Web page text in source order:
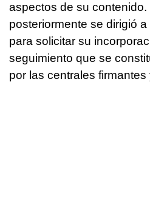
aspectos de su contenido.
posteriormente se dirigió
para solicitar su
seguimiento que se
por las centrales firmantes